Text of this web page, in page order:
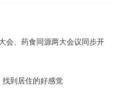
会、药食同源两大会议同步开
找到居住的好感觉